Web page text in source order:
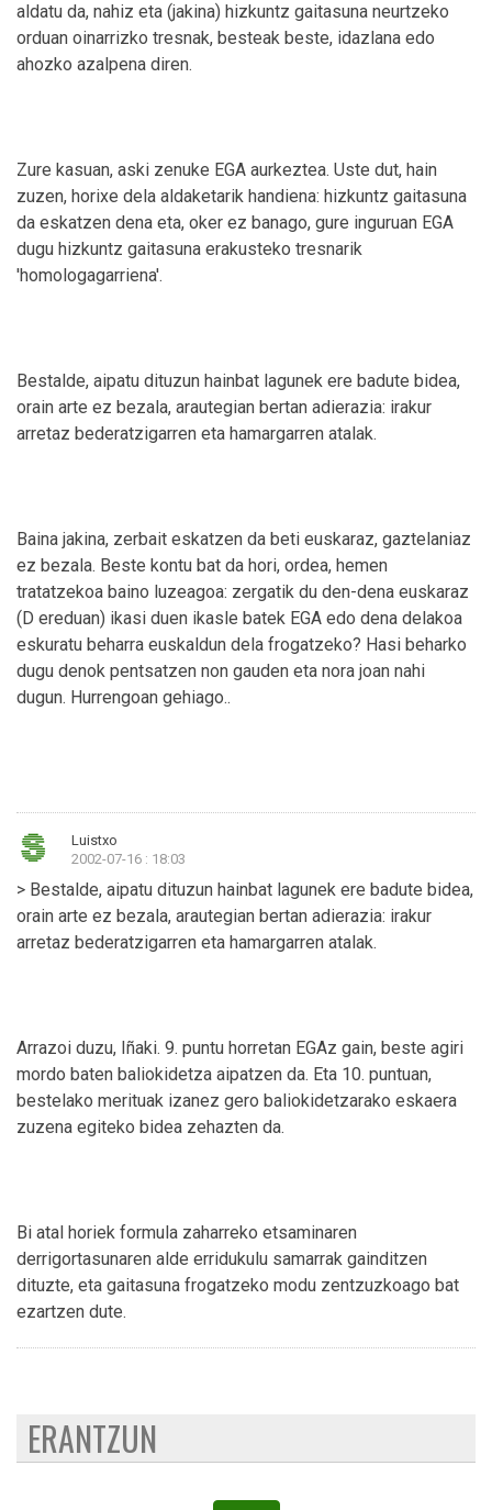
aldatu da, nahiz eta (jakina) hizkuntz gaitasuna neurtzeko
orduan oinarrizko tresnak, besteak beste, idazlana edo
ahozko azalpena diren.
Zure kasuan, aski zenuke EGA aurkeztea. Uste dut, hain
zuzen, horixe dela aldaketarik handiena: hizkuntz gaitasuna
da eskatzen dena eta, oker ez banago, gure inguruan EGA
dugu hizkuntz gaitasuna erakusteko tresnarik
'homologagarriena'.
Bestalde, aipatu dituzun hainbat lagunek ere badute bidea,
orain arte ez bezala, arautegian bertan adierazia: irakur
arretaz bederatzigarren eta hamargarren atalak.
Baina jakina, zerbait eskatzen da beti euskaraz, gaztelaniaz
ez bezala. Beste kontu bat da hori, ordea, hemen
tratatzekoa baino luzeagoa: zergatik du den-dena euskaraz
(D ereduan) ikasi duen ikasle batek EGA edo dena delakoa
eskuratu beharra euskaldun dela frogatzeko? Hasi beharko
dugu denok pentsatzen non gauden eta nora joan nahi
dugun. Hurrengoan gehiago..
Luistxo
2002-07-16 : 18:03
> Bestalde, aipatu dituzun hainbat lagunek ere badute bidea,
orain arte ez bezala, arautegian bertan adierazia: irakur
arretaz bederatzigarren eta hamargarren atalak.
Arrazoi duzu, Iñaki. 9. puntu horretan EGAz gain, beste agiri
mordo baten baliokidetza aipatzen da. Eta 10. puntuan,
bestelako merituak izanez gero baliokidetzarako eskaera
zuzena egiteko bidea zehazten da.
Bi atal horiek formula zaharreko etsaminaren
derrigortasunaren alde erridukulu samarrak gainditzen
dituzte, eta gaitasuna frogatzeko modu zentzuzkoago bat
ezartzen dute.
ERANTZUN